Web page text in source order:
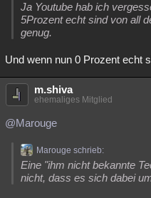
Ja Youtube hab ich
5Prozent echt sind von all
genug.
Und wenn nun 0 Prozent echt
m.shiva
ehemaliges Mitglied
@Marouge
Marouge schrieb:
Eine "ihm nicht bekannte
nicht, dass es sich dabei